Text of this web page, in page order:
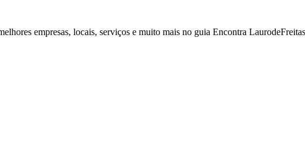
empresas, locais, serviços e muito mais no guia Encontra